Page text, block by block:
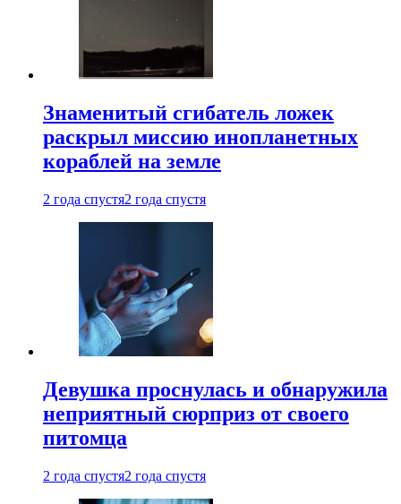
Знаменитый сгибатель ложек
раскрыл миссию инопланетных
кораблей на земле
2 года спустя2 года спустя
Девушка проснулась и обнаружила
неприятный сюрприз от своего
питомца
2 года спустя2 года спустя